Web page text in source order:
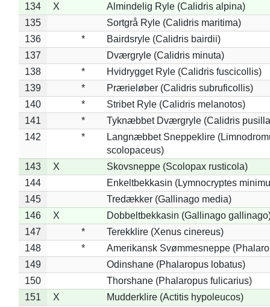
134
X
Almindelig Ryle (Calidris alpina)
135
Sortgrå Ryle (Calidris maritima)
136
*
Bairdsryle (Calidris bairdii)
137
Dværgryle (Calidris minuta)
138
*
Hvidrygget Ryle (Calidris fuscicollis)
139
*
Prærieløber (Calidris subruficollis)
140
*
Stribet Ryle (Calidris melanotos)
141
*
Tyknæbbet Dværgryle (Calidris
142
*
Langnæbbet Sneppeklire
scolopaceus)
143
X
Skovsneppe (Scolopax rusticola)
144
Enkeltbekkasin (Lymnocryptes
145
Tredækker (Gallinago media)
146
X
Dobbeltbekkasin (Gallinago
147
*
Terekklire (Xenus cinereus)
148
*
Amerikansk Svømmesneppe
149
Odinshane (Phalaropus lobatus)
150
Thorshane (Phalaropus fulicarius)
151
X
Mudderklire (Actitis hypoleucos)